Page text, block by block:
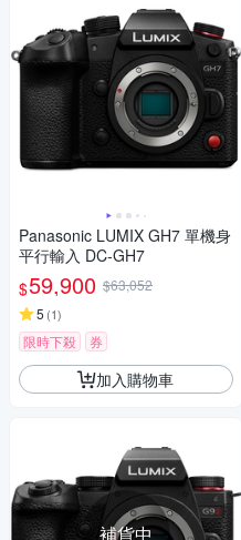
Panasonic LUMIX GH7 單機身
平行輸入 DC-GH7
$59,900 $63,052
5 (1)
限時下殺 券
加入購物車
補貨中